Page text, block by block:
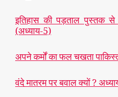
इतिहास की पड़ताल पुस्तक
(अध्याय-5)
अपने कर्मों का फल चखता
वंदे मातरम पर बवाल क्यों ?